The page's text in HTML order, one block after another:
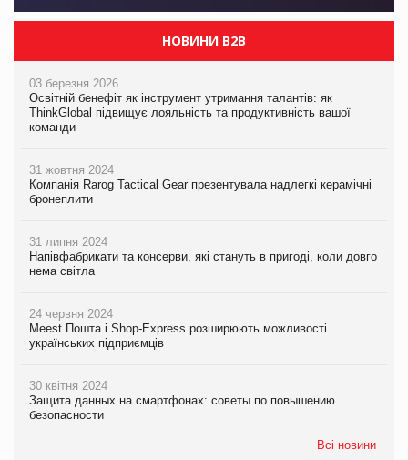
НОВИНИ B2B
03 березня 2026
Освітній бенефіт як інструмент утримання талантів: як
ThinkGlobal підвищує лояльність та продуктивність вашої
команди
31 жовтня 2024
Компанія Rarog Tactical Gear презентувала надлегкі керамічні
бронеплити
31 липня 2024
Напівфабрикати та консерви, які стануть в пригоді, коли довго
нема світла
24 червня 2024
Meest Пошта і Shop-Express розширюють можливості
українських підприємців
30 квітня 2024
Защита данных на смартфонах: советы по повышению
безопасности
Всі новини